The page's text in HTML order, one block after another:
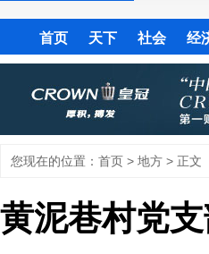
首页 天下 社会 经
您现在的位置： 首页 > 地方 > 正文
黄泥巷村党